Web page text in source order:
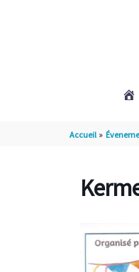
Accueil